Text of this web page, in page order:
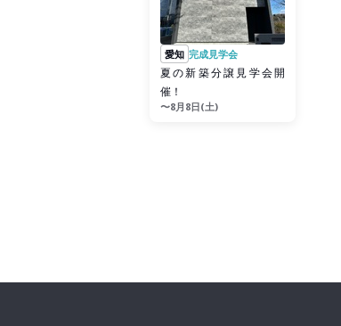
愛知 完成見学会
夏の新築分譲見学会開
催！
〜8月8日(土)